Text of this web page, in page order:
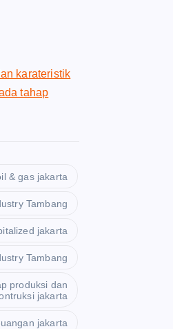
karateristik
tahap
& gas jakarta
Tambang
jakarta
Tambang
produksi dan
jakarta
jakarta